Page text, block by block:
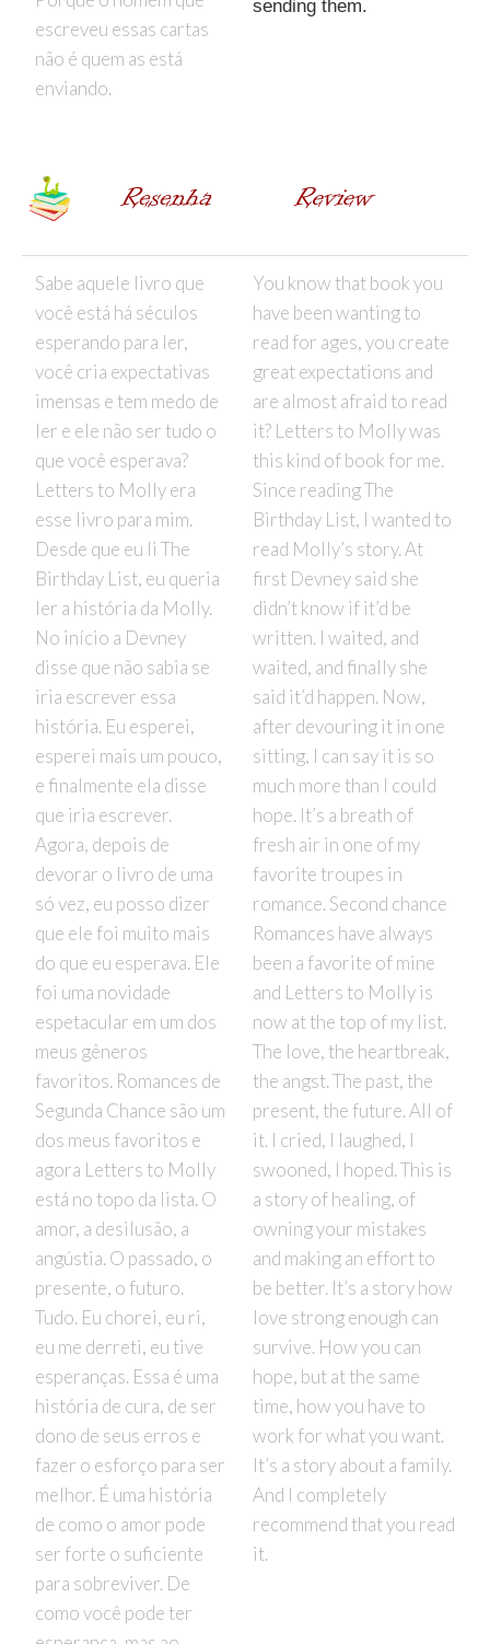
escreveu essas cartas
não é quem as está
enviando.
sending them.
Sabe aquele livro que
você está há séculos
esperando para ler,
você cria expectativas
imensas e tem medo de
ler e ele não ser tudo o
que você esperava?
Letters to Molly era
esse livro para mim.
Desde que eu li The
Birthday List, eu queria
ler a história da Molly.
No início a Devney
disse que não sabia se
iria escrever essa
história. Eu esperei,
esperei mais um pouco,
e finalmente ela disse
que iria escrever.
Agora, depois de
devorar o livro de uma
só vez, eu posso dizer
que ele foi muito mais
do que eu esperava. Ele
foi uma novidade
espetacular em um dos
meus gêneros
favoritos. Romances de
Segunda Chance são um
dos meus favoritos e
agora Letters to Molly
está no topo da lista. O
amor, a desilusão, a
angústia. O passado, o
presente, o futuro.
Tudo. Eu chorei, eu ri,
eu me derreti, eu tive
esperanças. Essa é uma
história de cura, de ser
dono de seus erros e
fazer o esforço para ser
melhor. É uma história
de como o amor pode
ser forte o suficiente
para sobreviver. De
como você pode ter
You know that book you
have been wanting to
read for ages, you create
great expectations and
are almost afraid to read
it? Letters to Molly was
this kind of book for me.
Since reading The
Birthday List, I wanted to
read Molly’s story. At
first Devney said she
didn’t know if it’d be
written. I waited, and
waited, and finally she
said it’d happen. Now,
after devouring it in one
sitting, I can say it is so
much more than I could
hope. It’s a breath of
fresh air in one of my
favorite troupes in
romance. Second chance
Romances have always
been a favorite of mine
and Letters to Molly is
now at the top of my list.
The love, the heartbreak,
the angst. The past, the
present, the future. All of
it. I cried, I laughed, I
swooned, I hoped. This is
a story of healing, of
owning your mistakes
and making an effort to
be better. It’s a story how
love strong enough can
survive. How you can
hope, but at the same
time, how you have to
work for what you want.
It’s a story about a family.
And I completely
recommend that you read
it.